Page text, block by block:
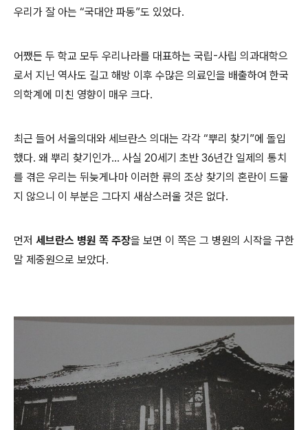
우리가 잘 아는 “국대안 파동”도 있었다.
어쨌든 두 학교 모두 우리나라를 대표하는 국립-사립 의과대학으
로서 지닌 역사도 길고 해방 이후 수많은 의료인을 배출하여 한국
의학계에 미친 영향이 매우 크다.
최근 들어 서울의대와 세브란스 의대는 각각 “뿌리 찾기”에 돌입
했다. 왜 뿌리 찾기인가... 사실 20세기 초반 36년간 일제의 통치
를 겪은 우리는 뒤늦게나마 이러한 류의 조상 찾기의 혼란이 드물
지 않으니 이 부분은 그다지 새삼스러울 것은 없다.
먼저 세브란스 병원 쪽 주장을 보면 이 쪽은 그 병원의 시작을 구한
말 제중원으로 보았다.